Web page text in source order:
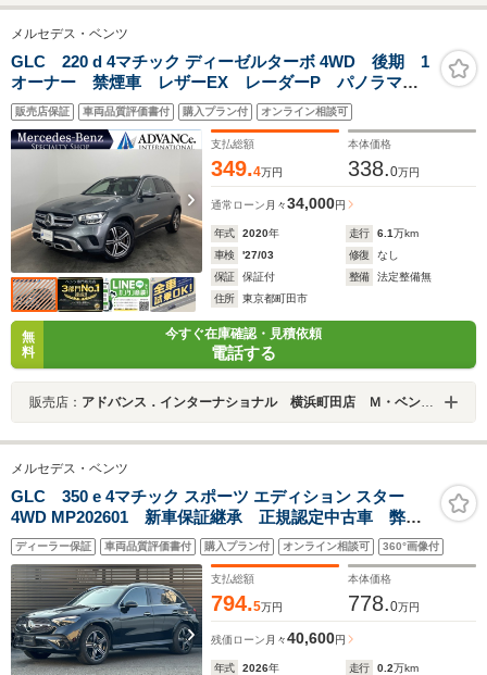
周囲カメラ
ブクルーズコ
ル シートヒ
グ
メルセデス・ベンツ
GLC 220 d 4マチック ディーゼルターボ 4WD 後期 1
オーナー 禁煙車 レザーEX レーダーP パノラマル
ーフ 純正ナビ 地デジ 360カメラ シートH/C
LED DSRC Bluetooth HUD ブルメスター ドラレ
コ 電動リアゲート PTS キーレスGO 18AW
販売店保証 車両品質評価書付 購入プラン付 オンライン相談可
支払総額
349.4万円
本体価格
338.0万円
通常ローン 月々34,000円
年式 2020年 走行 6.1万km
車検
'27/03 修復
なし
保証
保証付 整備
法定整備無
住所
東京都町田市
無
料
今すぐ在庫確認・見積依頼
電話する
販売店： アドバンス．インターナショナル 横浜町田店 Ｍ・ベンツ専門店
メルセデス・ベンツ
GLC 350 e 4マチック スポーツ エディション スター
4WD MP202601 新車保証継承 正規認定中古車 弊社
デモカー パノラミックスライディングルーフ メモリ
付きパワーシート アップルカープレイ シートヒータ
ー機能 電動テールゲート フットトランクオープナ
ー 360度カメラ
ディーラー保証 車両品質評価書付 購入プラン付 オンライン相談可 360°画像付
支払総額
794.5万円
本体価格
778.0万円
残価ローン 月々40,600円
年式 2026年 走行 0.2万km